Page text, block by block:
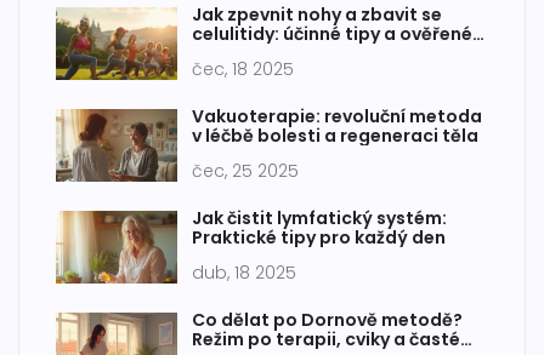
Jak zpevnit nohy a zbavit se
celulitidy: účinné tipy a ověřené
čec, 18 2025
Vakuoterapie: revoluční metoda
v léčbě bolesti a regeneraci těla
čec, 25 2025
Jak čistit lymfatický systém:
Praktické tipy pro každý den
dub, 18 2025
Co dělat po Dornově metodě?
Režim po terapii, cviky a časté